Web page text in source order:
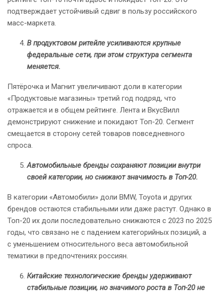
подтверждает устойчивый сдвиг в пользу российского
масс-маркета.
В продуктовом ритейле усиливаются крупные
федеральные сети, при этом структура сегмента
меняется.
Пятёрочка и Магнит увеличивают доли в категории
«Продуктовые магазины» третий год подряд, что
отражается и в общем рейтинге. Лента и ВкусВилл
демонстрируют снижение и покидают Топ-20. Сегмент
смещается в сторону сетей товаров повседневного
спроса.
Автомобильные бренды сохраняют позиции внутри
своей категории, но снижают значимость в Топ-20.
В категории «Автомобили» доли BMW, Toyota и других
брендов остаются стабильными или даже растут. Однако в
Топ-20 их доли последовательно снижаются с 2023 по 2025
годы, что связано не с падением категорийных позиций, а
с уменьшением относительного веса автомобильной
тематики в предпочтениях россиян.
Китайские технологические бренды удерживают
стабильные позиции, но значимого роста в Топ-20 не